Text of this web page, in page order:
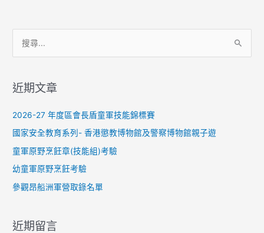
鍵
近期文章
2026-27 年度區會長盾童軍技能錦標賽
國家安全教育系列- 香港懲教博物館及警察博物館親子遊
童軍原野烹飪章(技能組)考驗
幼童軍原野烹飪考驗
參觀昂船洲軍營取錄名單
近期留言